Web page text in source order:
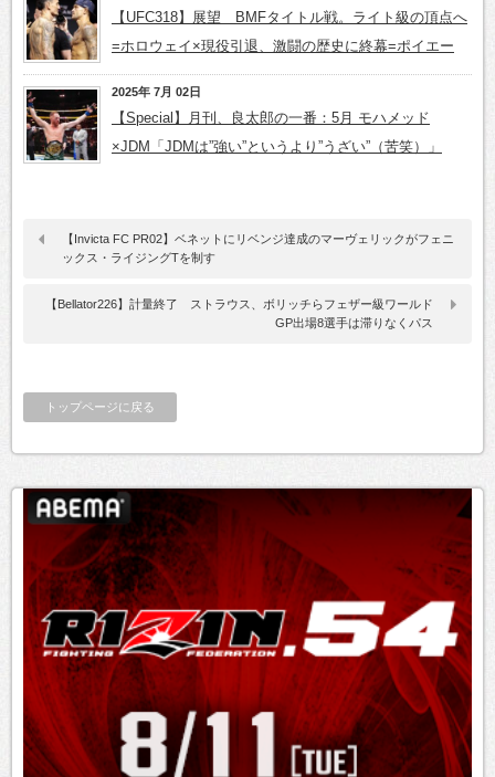
【UFC318】展望 BMFタイトル戦。ライト級の頂点へ
=ホロウェイ×現役引退、激闘の歴史に終幕=ポイエー
2025年 7月 02日
【Special】月刊、良太郎の一番：5月 モハメッド
×JDM「JDMは”強い”というより”うざい”（苦笑）」
【Invicta FC PR02】ベネットにリベンジ達成のマーヴェリックがフェニ
ックス・ライジングTを制す
【Bellator226】計量終了 ストラウス、ボリッチらフェザー級ワールド
GP出場8選手は滞りなくパス
トップページに戻る